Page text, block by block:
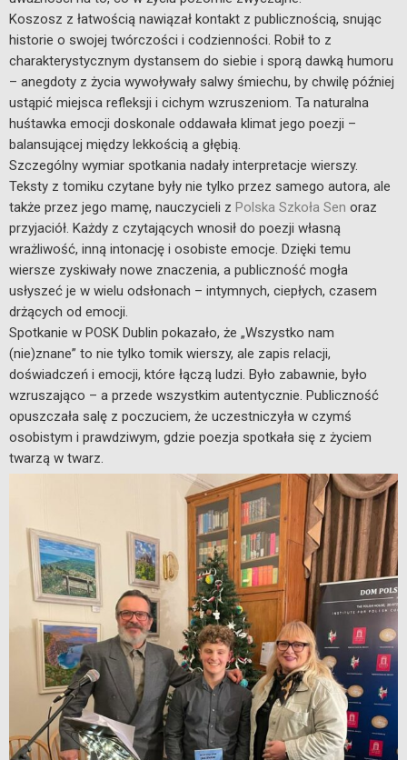
Koszosz z łatwością nawiązał kontakt z publicznością, snując
historie o swojej twórczości i codzienności. Robił to z
charakterystycznym dystansem do siebie i sporą dawką humoru
– anegdoty z życia wywoływały salwy śmiechu, by chwilę później
ustąpić miejsca refleksji i cichym wzruszeniom. Ta naturalna
huśtawka emocji doskonale oddawała klimat jego poezji –
balansującej między lekkością a głębią.
Szczególny wymiar spotkania nadały interpretacje wierszy.
Teksty z tomiku czytane były nie tylko przez samego autora, ale
także przez jego mamę, nauczycieli z Polska Szkoła Sen oraz
przyjaciół. Każdy z czytających wnosił do poezji własną
wrażliwość, inną intonację i osobiste emocje. Dzięki temu
wiersze zyskiwały nowe znaczenia, a publiczność mogła
usłyszeć je w wielu odsłonach – intymnych, ciepłych, czasem
drżących od emocji.
Spotkanie w POSK Dublin pokazało, że „Wszystko nam
(nie)znane” to nie tylko tomik wierszy, ale zapis relacji,
doświadczeń i emocji, które łączą ludzi. Było zabawnie, było
wzruszająco – a przede wszystkim autentycznie. Publiczność
opuszczała salę z poczuciem, że uczestniczyła w czymś
osobistym i prawdziwym, gdzie poezja spotkała się z życiem
twarzą w twarz.